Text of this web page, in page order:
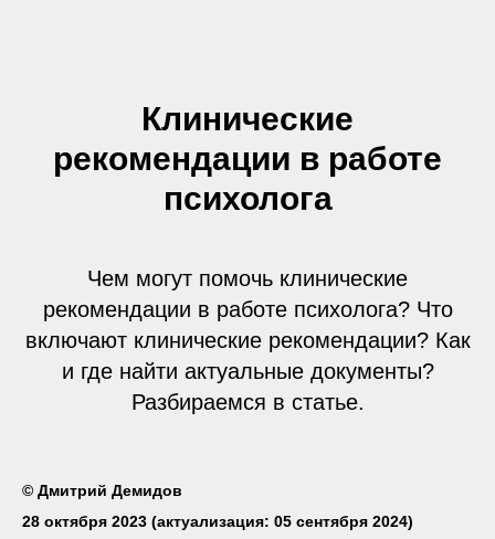
Клинические
рекомендации в работе
психолога
Чем могут помочь клинические
рекомендации в работе психолога? Что
включают клинические рекомендации? Как
и где найти актуальные документы?
Разбираемся в статье.
© Дмитрий Демидов
28 октября 2023 (актуализация: 05 сентября 2024)